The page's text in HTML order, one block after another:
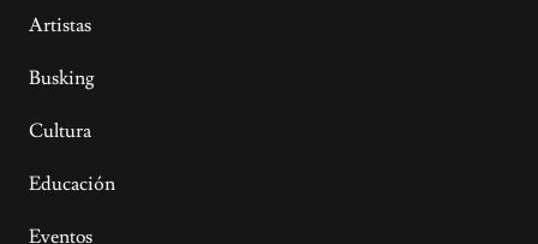
Artistas
Busking
Cultura
Educación
Eventos